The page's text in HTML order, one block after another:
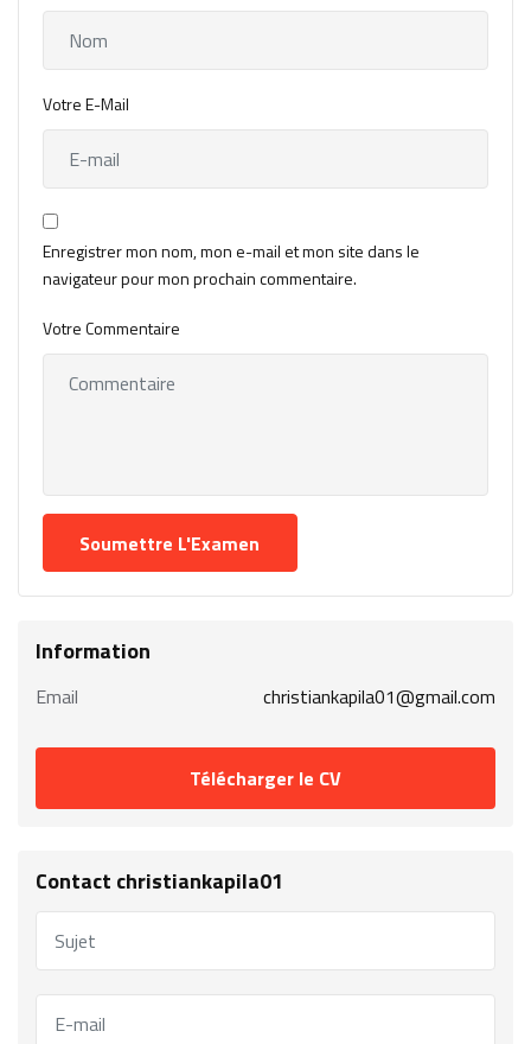
Votre E-Mail
Enregistrer mon nom, mon e-mail et mon site dans le
navigateur pour mon prochain commentaire.
Votre Commentaire
Information
Email christiankapila01@gmail.com
Télécharger le CV
Contact christiankapila01